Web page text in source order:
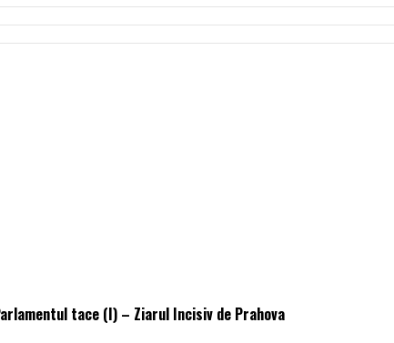
tace (I) – Ziarul Incisiv de Prahova